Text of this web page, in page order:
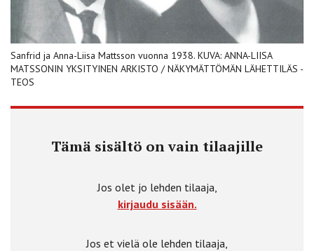
Sanfrid ja Anna-Liisa Mattsson vuonna 1938. KUVA: ANNA-LIISA
MATSSONIN YKSITYINEN ARKISTO / NÄKYMÄTTÖMÄN LÄHETTILÄS -
TEOS
Tämä sisältö on vain tilaajille
Jos olet jo lehden tilaaja,
kirjaudu sisään.
Jos et vielä ole lehden tilaaja,